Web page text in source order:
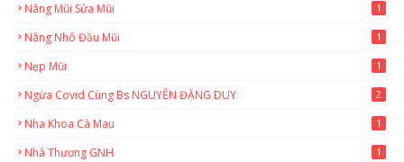
Nâng Mũi Sửa Mũi 1
Nâng Nhô Đầu Mũi 1
Nẹp Mũi 1
Ngừa Covid Cùng Bs NGUYỄN ĐẶNG DUY 2
Nha Khoa Cà Mau 1
Nhà Thương GNH 1